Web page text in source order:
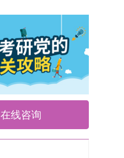
在线咨询